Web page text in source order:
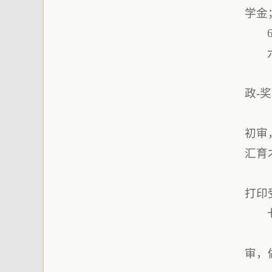
学金
政-
初审
汇育
打印
审，